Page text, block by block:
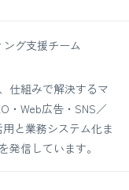
ング支援チーム
仕組みで解決するマ
・Web広告・SNS／
と業務システム化ま
発信しています。